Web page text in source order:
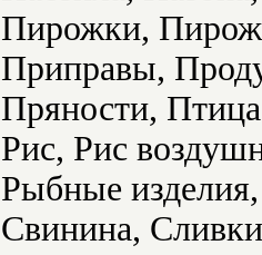
Пирожки,
Приправы,
Пряности,
Рис, Рис
Рыбные
Свинина,